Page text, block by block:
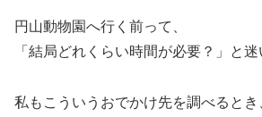
円山動物園へ行く前って、
「結局どれくらい時間が必要？」と迷
私もこういうおでかけ先を調べるとき